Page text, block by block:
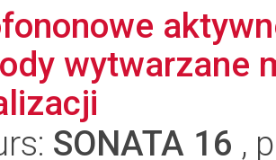
wytwarzane
SONATA 16 ,